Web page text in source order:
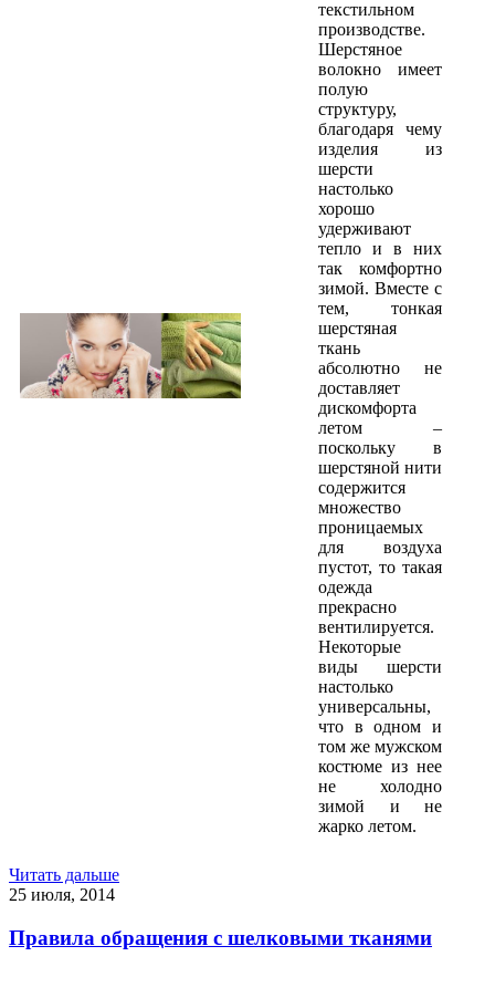
текстильном
производстве.
Шерстяное
волокно имеет
полую
структуру,
благодаря чему
изделия из
шерсти
настолько
хорошо
удерживают
тепло и в них
так комфортно
зимой. Вместе с
тем, тонкая
шерстяная
ткань
абсолютно не
доставляет
дискомфорта
летом –
поскольку в
шерстяной нити
содержится
множество
проницаемых
для воздуха
пустот, то такая
одежда
прекрасно
вентилируется.
Некоторые
виды шерсти
настолько
универсальны,
что в одном и
том же мужском
костюме из нее
не холодно
зимой и не
жарко летом.
Читать дальше
25 июля, 2014
Правила обращения с шелковыми тканями